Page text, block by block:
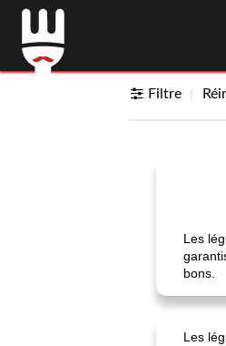
Filtre
Les
bons.
Les